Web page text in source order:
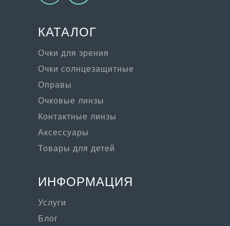
Очки для зрения
Очки солнцезащитные
Очковые линзы
Оправы
Контактные линзы
Аксессуары
Товары для детей
ИНФОРМАЦИЯ
Услуги
КАТАЛОГ
Блог